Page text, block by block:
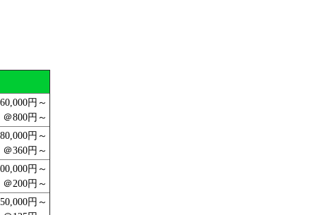
円～
＠800円～
円～
＠360円～
円～
＠200円～
円～